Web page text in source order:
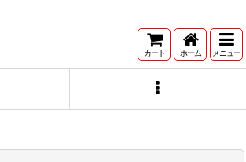
カート ホーム メニュー